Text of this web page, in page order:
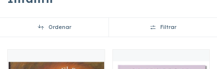
Ordenar Filtrar